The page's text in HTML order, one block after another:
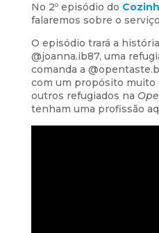
No 2º episódio do
falaremos sobre o
O episódio trará a
@joanna.ib87, uma
comanda a
com um propósito muito
outros refugiados na
tenham uma profissão